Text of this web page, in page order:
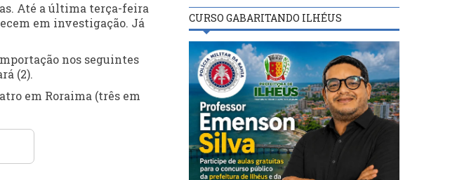
Até a última terça-feira
em investigação. Já
nos seguintes
(2).
em Roraima (três em
CURSO GABARITANDO ILHÉUS